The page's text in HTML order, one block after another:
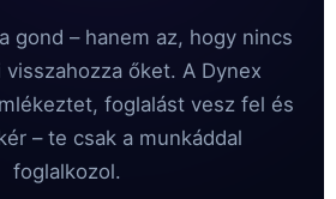
gond – hanem az, hogy nincs
visszahozza őket. A Dynex
foglalást vesz fel és
– te csak a munkáddal
foglalkozol.